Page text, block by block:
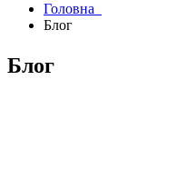
Головна
Блог
Блог